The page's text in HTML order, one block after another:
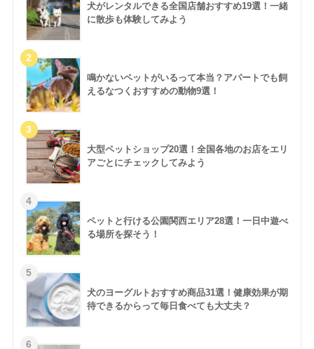
犬がレンタルできる全国店舗おすすめ19選！一緒
に散歩も体験してみよう
鳴かないペットがいるって本当？アパートでも飼
えるなつくおすすめの動物9選！
大型ペットショップ20選！全国各地のお店をエリ
アごとにチェックしてみよう
ペットと行ける公園関西エリア28選！一日中遊べ
る場所を探そう！
犬のヨーグルトおすすめ商品31選！健康効果が期
待できるからって毎日食べても大丈夫？